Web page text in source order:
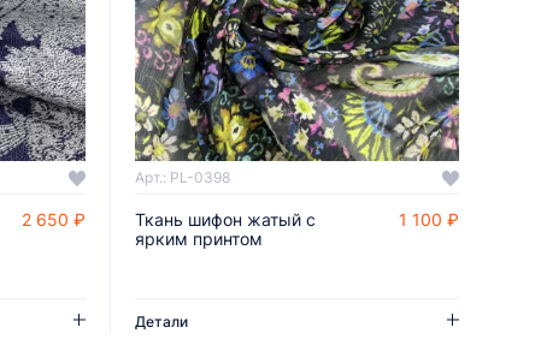
2 650 ₽
ДОБАВИТЬ В КОРЗИНУ
Арт.: PL-0398
Ткань шифон жатый с
ярким принтом
1 100 ₽
Детали